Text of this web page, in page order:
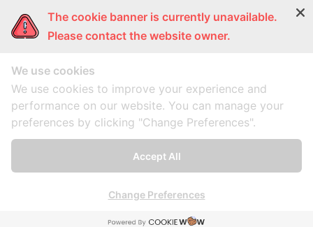
ผู้หญิงแก้มกลม การ์ตูนแก้มกลม แก้มกลมพากิน
แหนมเนือง
A collection of 1 post
The cookie banner is currently unavailable.
Please contact the website owner.
We use cookies
We use cookies to improve your experience and
performance on our website. You can manage your
preferences by clicking "Change Preferences".
Accept All
Change Preferences